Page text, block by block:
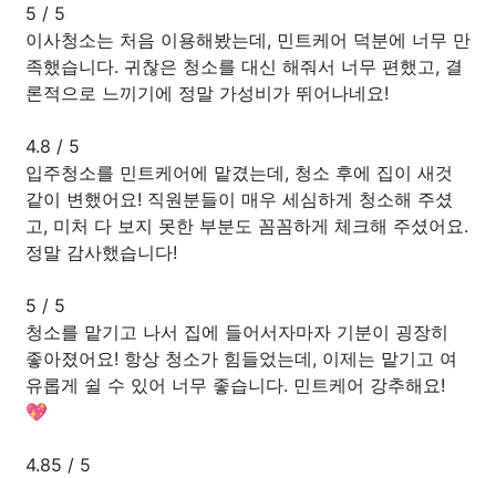
5 / 5
이사청소는 처음 이용해봤는데, 민트케어 덕분에 너무 만
족했습니다. 귀찮은 청소를 대신 해줘서 너무 편했고, 결
론적으로 느끼기에 정말 가성비가 뛰어나네요!
4.8 / 5
입주청소를 민트케어에 맡겼는데, 청소 후에 집이 새것
같이 변했어요! 직원분들이 매우 세심하게 청소해 주셨
고, 미처 다 보지 못한 부분도 꼼꼼하게 체크해 주셨어요.
정말 감사했습니다!
5 / 5
청소를 맡기고 나서 집에 들어서자마자 기분이 굉장히
좋아졌어요! 항상 청소가 힘들었는데, 이제는 맡기고 여
유롭게 쉴 수 있어 너무 좋습니다. 민트케어 강추해요!
💖
4.85 / 5